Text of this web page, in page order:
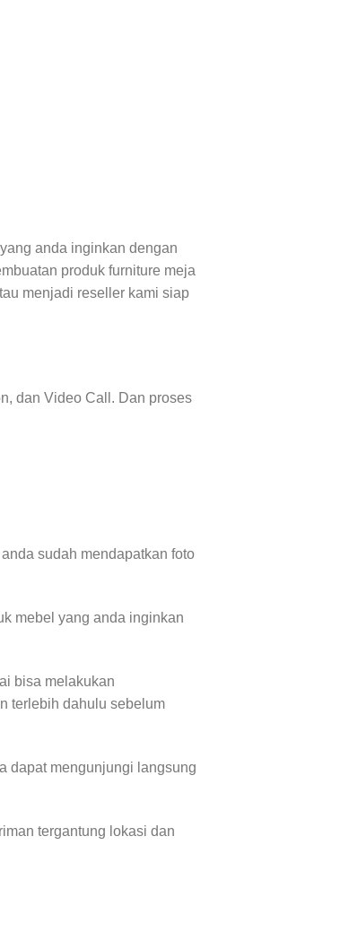
anda inginkan dengan
produk furniture meja
menjadi reseller kami siap
dan Video Call. Dan proses
sudah mendapatkan foto
mebel yang anda inginkan
bisa melakukan
terlebih dahulu sebelum
dapat mengunjungi langsung
tergantung lokasi dan